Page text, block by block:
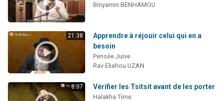
Binyamin BENHAMOU
21:38
Apprendre à réjouir celui qui en a
besoin
Pensée Juive
Rav Eliahou UZAN
8:07 Vérifier les Tsitsit avant de les porter
Halakha Time